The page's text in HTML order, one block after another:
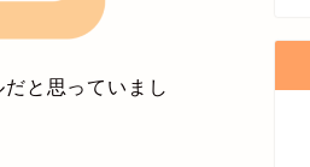
と思っていまし